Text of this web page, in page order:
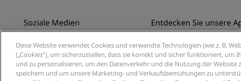
Soziale Medien
Marken von Radisson Hotels
Entdecken Sie unsere
Entdecken Sie die Radisson
App
Diese Website verwendet Cookies und verwandte Technologien (wie z. B.
(„Cookies“), um sicherzustellen, dass sie korrekt und sicher funktioniert, um
und zu personalisieren, um den Datenverkehr und die Nutzung der Website
speichern und um unsere Marketing- und Verkaufsbemühungen zu